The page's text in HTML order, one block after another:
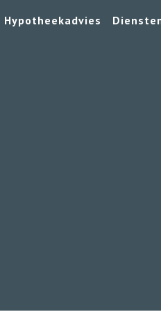
Hypotheekadvies